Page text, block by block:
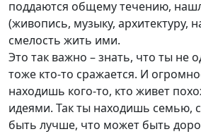
поддаются общему течению,
(живопись, музыку, архитектуру,
смелость жить ими.
Это так важно – знать, что ты не
тоже кто-то сражается. И
находишь кого-то, кто живет
идеями. Так ты находишь семью,
быть лучше, что может быть